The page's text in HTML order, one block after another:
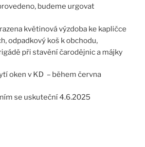
budeme urgovat
květinová výzdoba ke kapličce
odpadkový koš k obchodu,
při stavění čarodějnic a májky
oken v KD – během června
se uskuteční 4.6.2025